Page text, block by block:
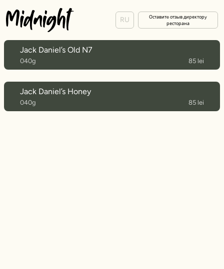
RU
Оставитe отзыв директорy
ресторана
Jack Daniel’s Old N7
040g 85 lei
Jack Daniel’s Honey
040g 85 lei